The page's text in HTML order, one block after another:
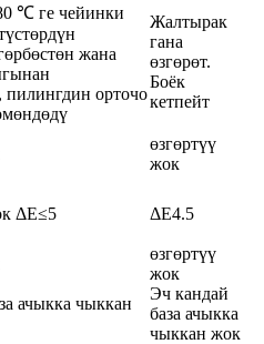
℃ ге чейинки
жана
пилингдин орточо
Жалтырак
гана
өзгөрөт.
Боёк
кетпейт
өзгөртүү
жок
ΔE≤5 ΔE4.5
өзгөртүү
жок
ачыкка чыккан
Эч кандай
база ачыкка
чыккан жок